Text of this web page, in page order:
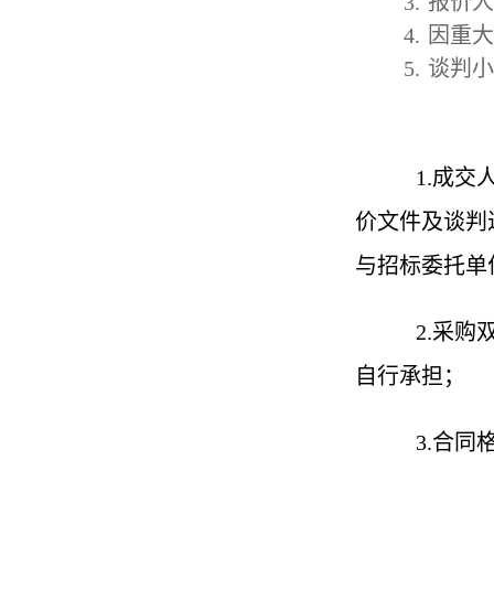
4. 因重
5. 谈判
1.成交
价文件及谈
与招标委托
2.采购
自行承担；
3.合同